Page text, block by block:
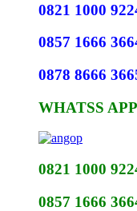
0821 1000
0857 1666
0878 8666
WHATSS APP
0821 1000
0857 1666